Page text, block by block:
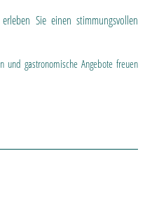
Sie einen stim­mungs­vol­len
gast­ronomische Ange­bote freuen